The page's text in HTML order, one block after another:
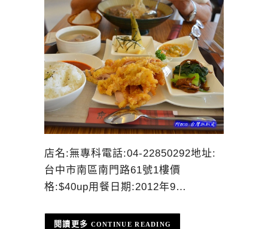
店名:無專科電話:04-22850292地址:
台中市南區南門路61號1樓價
格:$40up用餐日期:2012年9…
CONTINUE READING